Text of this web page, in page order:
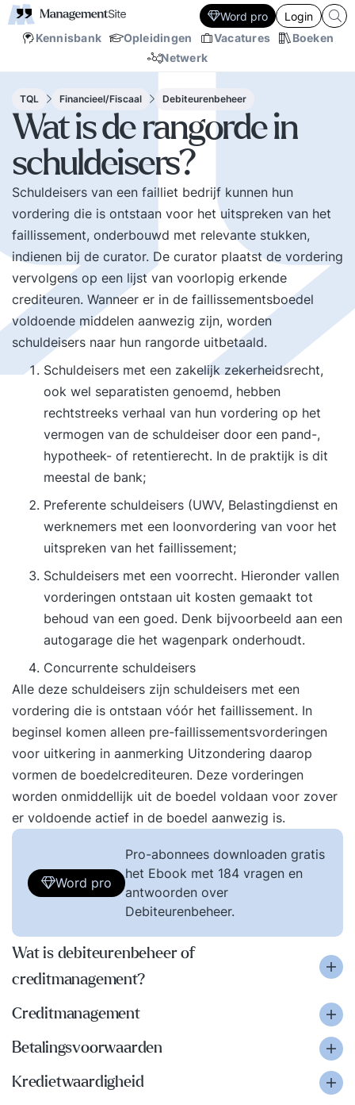
Kennisbank Opleidingen Vacatures
Boeken
Netwerk
Word pro Login
TQL Financieel/Fiscaal Debiteurenbeheer
Wat is de rangorde in
schuldeisers?
Schuldeisers van een failliet bedrijf kunnen hun
vordering die is ontstaan voor het uitspreken van het
faillissement, onderbouwd met relevante stukken,
indienen bij de curator. De curator plaatst de vordering
vervolgens op een lijst van voorlopig erkende
crediteuren. Wanneer er in de faillissementsboedel
voldoende middelen aanwezig zijn, worden
schuldeisers naar hun rangorde uitbetaald.
Schuldeisers met een zakelijk zekerheidsrecht,
ook wel separatisten genoemd, hebben
rechtstreeks verhaal van hun vordering op het
vermogen van de schuldeiser door een pand-,
hypotheek- of retentierecht. In de praktijk is dit
meestal de bank;
Preferente schuldeisers (UWV, Belastingdienst en
werknemers met een loonvordering van voor het
uitspreken van het faillissement;
Schuldeisers met een voorrecht. Hieronder vallen
vorderingen ontstaan uit kosten gemaakt tot
behoud van een goed. Denk bijvoorbeeld aan een
autogarage die het wagenpark onderhoudt.
Concurrente schuldeisers
Alle deze schuldeisers zijn schuldeisers met een
vordering die is ontstaan vóór het faillissement. In
beginsel komen alleen pre-faillissementsvorderingen
voor uitkering in aanmerking Uitzondering daarop
vormen de boedelcrediteuren. Deze vorderingen
worden onmiddellijk uit de boedel voldaan voor zover
er voldoende actief in de boedel aanwezig is.
Word pro
Pro-abonnees downloaden gratis
het Ebook met 184 vragen en
antwoorden over
Debiteurenbeheer.
Wat is debiteurenbeheer of
creditmanagement?
Creditmanagement
Betalingsvoorwaarden
Kredietwaardigheid